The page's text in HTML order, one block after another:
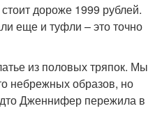
дороже 1999 рублей.
еще и туфли – это точно
из половых тряпок. Мы
небрежных образов, но
Дженнифер пережила в